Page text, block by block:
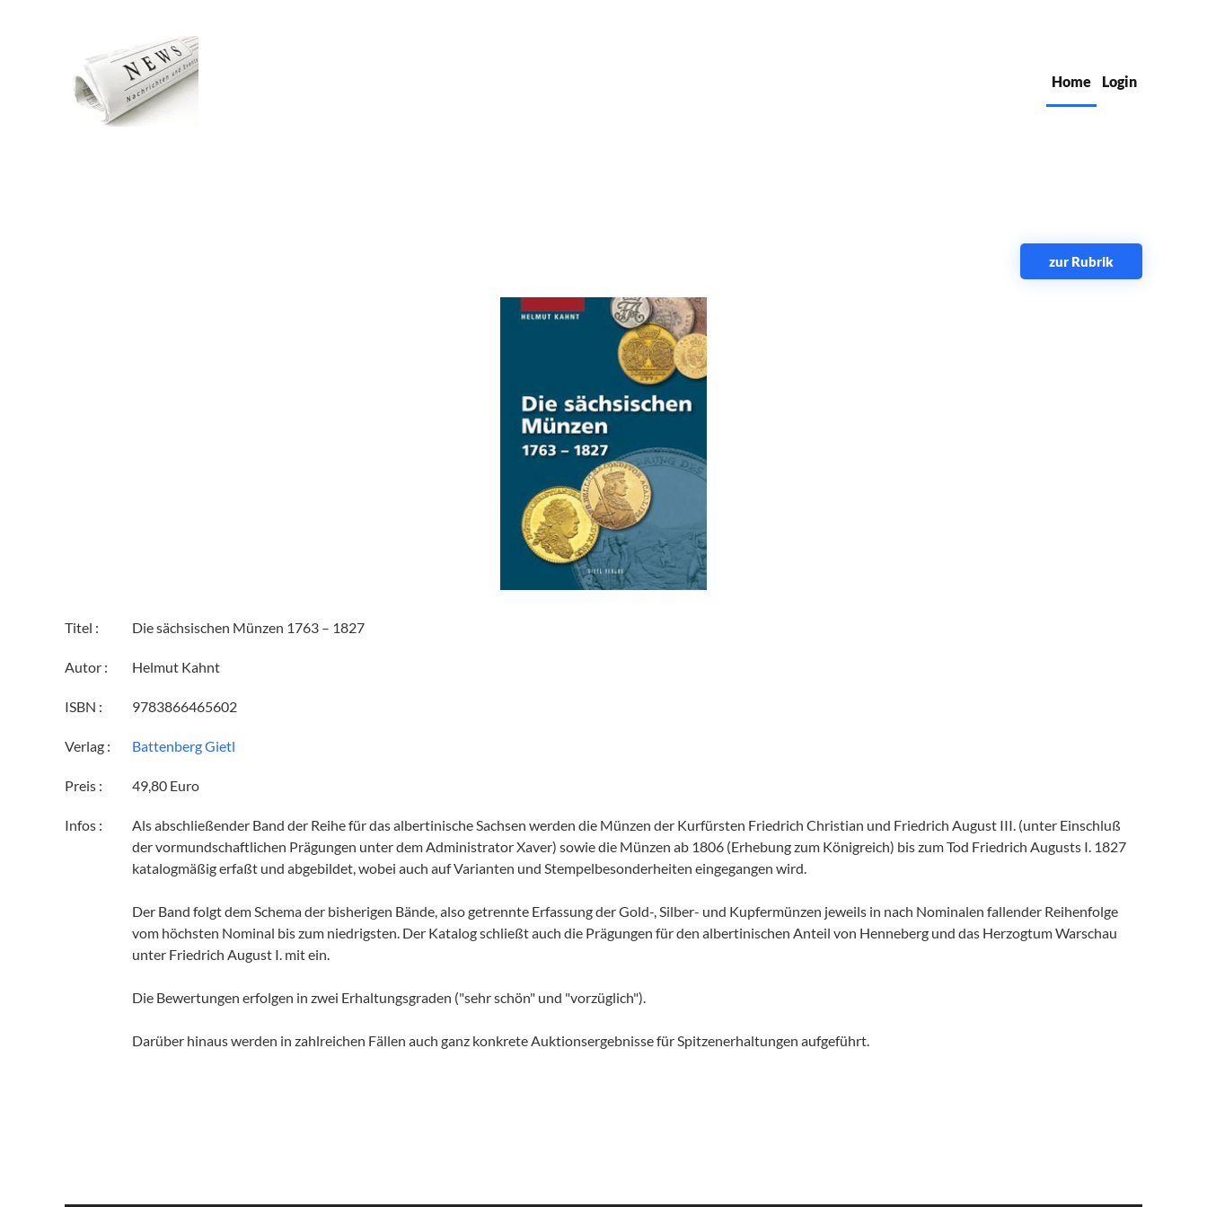
Zum Hauptinhalt springen
Home
Login
zur Rubrik
Titel : Die sächsischen Münzen 1763 – 1827
Autor : Helmut Kahnt
ISBN : 9783866465602
Verlag : Battenberg Gietl
Preis : 49,80 Euro
Infos :
Als abschließender Band der Reihe für das albertinische Sachsen werden die Münzen der Kurfürsten Friedrich Christian und Friedrich August III. (unter Einschluß
der vormundschaftlichen Prägungen unter dem Administrator Xaver) sowie die Münzen ab 1806 (Erhebung zum Königreich) bis zum Tod Friedrich Augusts I. 1827
katalogmäßig erfaßt und abgebildet, wobei auch auf Varianten und Stempelbesonderheiten eingegangen wird.
Der Band folgt dem Schema der bisherigen Bände, also getrennte Erfassung der Gold-, Silber- und Kupfermünzen jeweils in nach Nominalen fallender Reihenfolge
vom höchsten Nominal bis zum niedrigsten. Der Katalog schließt auch die Prägungen für den albertinischen Anteil von Henneberg und das Herzogtum Warschau
unter Friedrich August I. mit ein.
Die Bewertungen erfolgen in zwei Erhaltungsgraden ("sehr schön" und "vorzüglich").
Darüber hinaus werden in zahlreichen Fällen auch ganz konkrete Auktionsergebnisse für Spitzenerhaltungen aufgeführt.